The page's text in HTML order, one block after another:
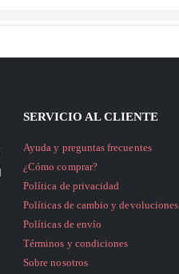
SERVICIO AL CLIENTE
Ayuda y preguntas frecuentes
¿Cómo comprar?
Política de privacidad
Políticas de cambio y devoluciones
Políticas de envío
Términos y condiciones
Sobre nosotros